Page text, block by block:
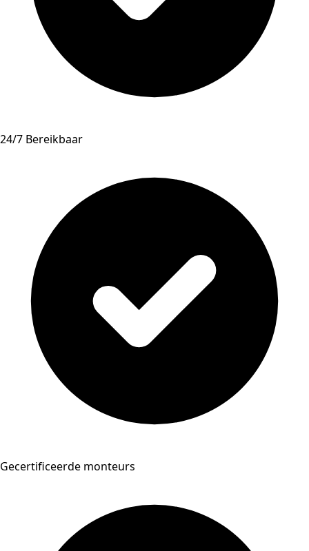
24/7 Bereikbaar
Gecertificeerde monteurs